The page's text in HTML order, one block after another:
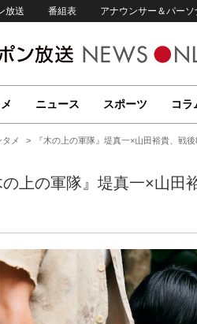
放送 番組表 アナウンサー＆パーソ
ニュース スポーツ コラ
タメ 『木の上の軍隊』堤真一×山田裕貴、戦
の上の軍隊』堤真一×山